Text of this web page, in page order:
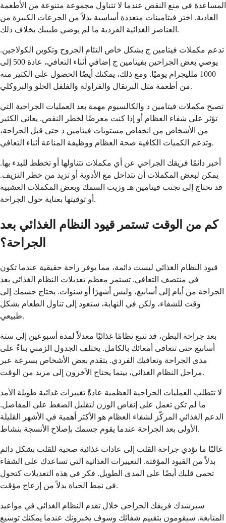
المساعدة في منع النقص عندما لا تتناول مجموعة متنوعة من الأطعمة
العادية. اختر فيتامينات متعددة أساسية بدلاً من الجرعات الكبيرة من
العناصر الغذائية الفردية ما لم يوصي طبيبك بخلاف ذلك.
تدعم مكملات فيتامين ج بشكل خاص التئام الجروح وتكوين الكولاجين.
يوصي بعض الجراحين بفيتامين ج إضافي أثناء التعافي، عادة 500 إلى
1000 ملليجرام يوميًا. ومع ذلك، يمكنك أيضًا الحصول على الكثير منه
من أطعمة مثل البرتقال والفراولة والفلفل الحلو والبروكلي.
تصبح مكملات فيتامين د والكالسيوم مهمة بعد العمليات الجراحية التي
تؤثر على شفاء العظام أو إذا كنت معرضًا لخطر النقص. يعاني الكثير
من الأشخاص من انخفاض مستويات فيتامين د حتى قبل الجراحة،
وتدعم الكميات الكافية صحة العظام ووظيفة المناعة أثناء التعافي.
أخبر دائمًا فريقك الجراحي عن أي مكملات تتناولها أو تخطط للبدء بها.
يمكن لبعض المكملات أن تتداخل مع الأدوية أو تزيد من خطر النزيف.
قد تحتاج إلى تجنب فيتامين هـ وزيت السمك وبعض المكملات العشبية
أو توقيتها بعناية حول الجراحة.
كم من الوقت تستمر قيود النظام الغذائي بعد
الجراحة؟
قيود النظام الغذائي ليست دائمة، مما يوفر راحة حقيقية عندما تكون
في منتصف التعافي. تستمر معظم تعديلات النظام الغذائي بعد
الجراحة من أيام إلى أسابيع، وليس أشهرًا أو سنوات. يحتاج جسمك إلى
وقت للشفاء، ولكن في النهاية، ستعود إلى تناول الطعام بشكل
طبيعي.
بعد جراحة البطن، قد تتبع نظامًا غذائيًا معدلاً لمدة أسبوعين إلى ستة
أسابيع حتى تتعافى أمعائك بالكامل. يختلف الجدول الزمني بناءً على
مدى الجراحة وتعافيك الفردي. يتقدم بعض الأشخاص بسرعة عبر
مراحل النظام الغذائي، بينما يحتاج الآخرون إلى مزيد من الوقت.
لا تتطلب العمليات الجراحية العظمية عادةً تغييرات غذائية طويلة الأمد
ما لم تكن تعمل على إنقاص الوزن لتقليل الضغط على المفاصل.
الدعم الغذائي المركّز لشفاء العظام هو الأكثر أهمية في الأشهر القليلة
الأولى بعد الجراحة عندما يقوم جسمك بإصلاح الأنسجة بنشاط.
غالبًا ما تؤدي جراحة القلب إلى عادات غذائية صحية للقلب بشكل دائم
بدلاً من القيود المؤقتة. التغييرات الغذائية التي تساعدك على الشفاء
تحمي قلبك أيضًا على المدى الطويل. فكر في هذه التعديلات كتحول
في نمط الحياة بدلاً من إزعاج مؤقت.
سيرشدك فريقك الجراحي خلال تقدم النظام الغذائي في مواعيد
المتابعة. سيقومون بتقييم شفائك وسوف يخبرونك عندما يمكنك توسيع